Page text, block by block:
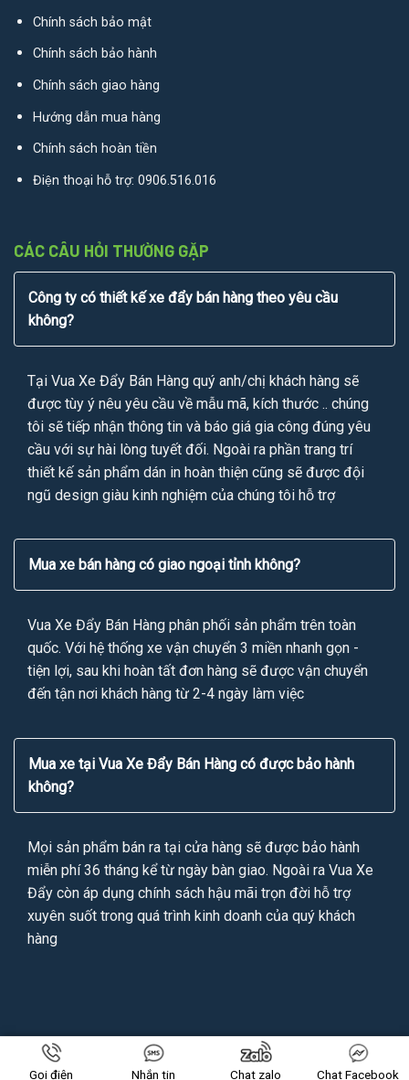
Chính sách bảo mật
Chính sách bảo hành
Chính sách giao hàng
Hướng dẫn mua hàng
Chính sách hoàn tiền
Điện thoại hỗ trợ: 0906.516.016
CÁC CÂU HỎI THƯỜNG GẶP
Công ty có thiết kế xe đẩy bán hàng theo yêu cầu
không?
Tại Vua Xe Đẩy Bán Hàng quý anh/chị khách hàng sẽ
được tùy ý nêu yêu cầu về mẫu mã, kích thước .. chúng
tôi sẽ tiếp nhận thông tin và báo giá gia công đúng yêu
cầu với sự hài lòng tuyết đối. Ngoài ra phần trang trí
thiết kế sản phẩm dán in hoàn thiện cũng sẽ được đội
ngũ design giàu kinh nghiệm của chúng tôi hỗ trợ
Mua xe bán hàng có giao ngoại tỉnh không?
Vua Xe Đẩy Bán Hàng phân phối sản phẩm trên toàn
quốc. Với hệ thống xe vận chuyển 3 miền nhanh gọn -
tiện lợi, sau khi hoàn tất đơn hàng sẽ được vận chuyển
đến tận nơi khách hàng từ 2-4 ngày làm việc
Mua xe tại Vua Xe Đẩy Bán Hàng có được bảo hành
không?
Mọi sản phẩm bán ra tại cửa hàng sẽ được bảo hành
miễn phí 36 tháng kể từ ngày bàn giao. Ngoài ra Vua Xe
Đẩy còn áp dụng chính sách hậu mãi trọn đời hỗ trợ
xuyên suốt trong quá trình kinh doanh của quý khách
hàng
Copyright 2026 © VUAXEDAYBANHANG.VNAll Rights Reserved
Gọi điện Nhắn tin Chat zalo Chat Facebook